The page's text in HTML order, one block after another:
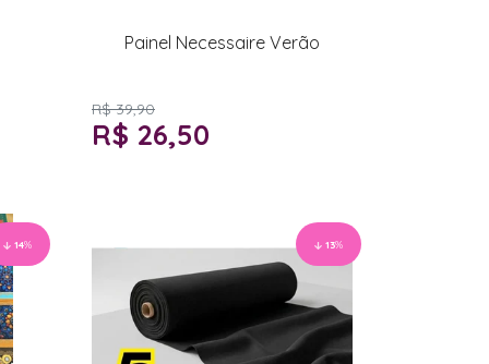
Painel Necessaire Verão
R$ 39,90
R$ 26,50
14% 13%